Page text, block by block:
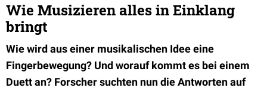
Wie Musizieren alles in Einklang
bringt
Wie wird aus einer musikalischen Idee eine
Fingerbewegung? Und worauf kommt es bei einem
Duett an? Forscher suchten nun die Antworten auf